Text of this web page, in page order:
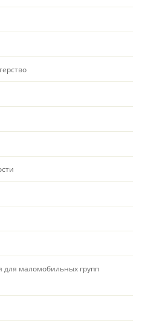
маломобильных групп